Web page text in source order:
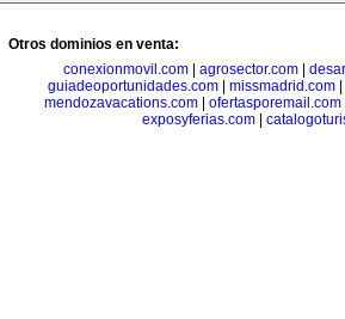
Otros dominios en venta:
conexionmovil.com
agrosector.com
guiadeoportunidades.com| missmadrid.com|
mendozavacations.com
ofertasporemail.com
exposyferias.com|